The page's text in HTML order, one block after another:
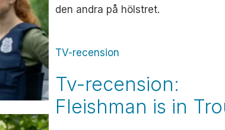
den andra på hölstret.
TV-recension
Tv-recension:
Fleishman is in